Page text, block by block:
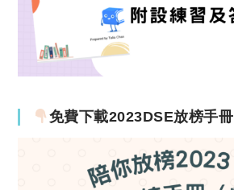
免費下載2023DSE放榜手冊